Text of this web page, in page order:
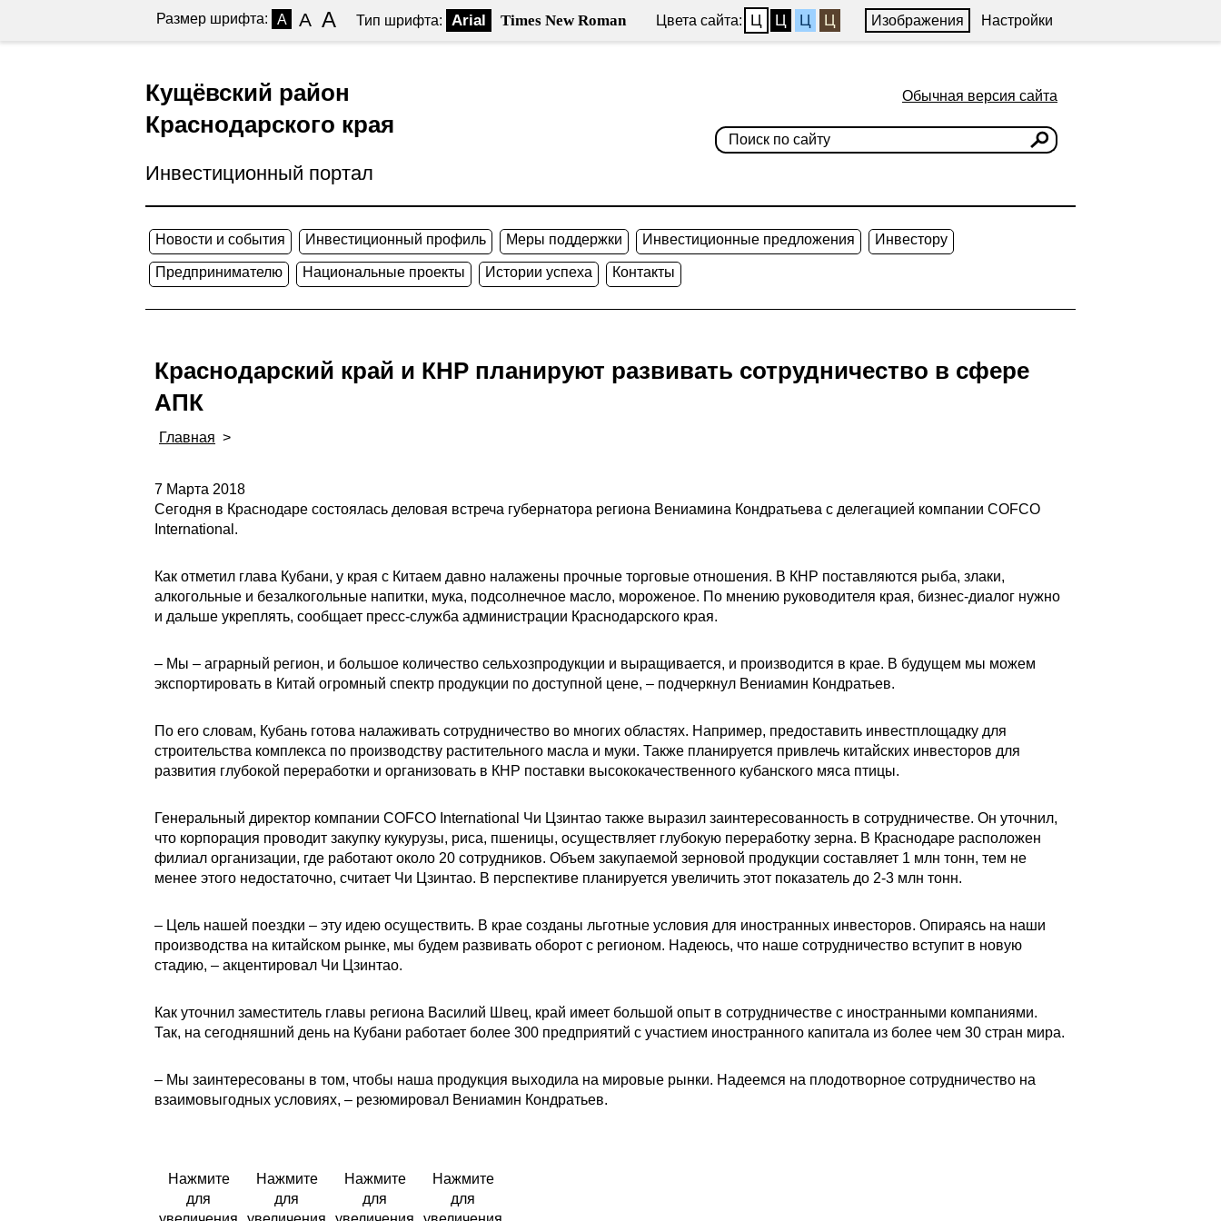
Размер шрифта: A A A Тип шрифта: Arial Times New Roman Цвета сайта: Ц Ц Ц Ц Изображения Настройки
Кущёвский район
Краснодарского края
Инвестиционный портал
Обычная версия сайта
Новости и события Инвестиционный профиль Меры поддержки Инвестиционные предложения Инвестору
Предпринимателю Национальные проекты Истории успеха Контакты
Краснодарский край и КНР планируют развивать сотрудничество в сфере
АПК
Главная >
7 Марта 2018
Сегодня в Краснодаре состоялась деловая встреча губернатора региона Вениамина Кондратьева с делегацией компании COFCO
International.
Как отметил глава Кубани, у края с Китаем давно налажены прочные торговые отношения. В КНР поставляются рыба, злаки,
алкогольные и безалкогольные напитки, мука, подсолнечное масло, мороженое. По мнению руководителя края, бизнес-диалог нужно
и дальше укреплять, сообщает пресс-служба администрации Краснодарского края.
– Мы – аграрный регион, и большое количество сельхозпродукции и выращивается, и производится в крае. В будущем мы можем
экспортировать в Китай огромный спектр продукции по доступной цене, – подчеркнул Вениамин Кондратьев.
По его словам, Кубань готова налаживать сотрудничество во многих областях. Например, предоставить инвестплощадку для
строительства комплекса по производству растительного масла и муки. Также планируется привлечь китайских инвесторов для
развития глубокой переработки и организовать в КНР поставки высококачественного кубанского мяса птицы.
Генеральный директор компании COFCO International Чи Цзинтао также выразил заинтересованность в сотрудничестве. Он уточнил,
что корпорация проводит закупку кукурузы, риса, пшеницы, осуществляет глубокую переработку зерна. В Краснодаре расположен
филиал организации, где работают около 20 сотрудников. Объем закупаемой зерновой продукции составляет 1 млн тонн, тем не
менее этого недостаточно, считает Чи Цзинтао. В перспективе планируется увеличить этот показатель до 2-3 млн тонн.
– Цель нашей поездки – эту идею осуществить. В крае созданы льготные условия для иностранных инвесторов. Опираясь на наши
производства на китайском рынке, мы будем развивать оборот с регионом. Надеюсь, что наше сотрудничество вступит в новую
стадию, – акцентировал Чи Цзинтао.
Как уточнил заместитель главы региона Василий Швец, край имеет большой опыт в сотрудничестве с иностранными компаниями.
Так, на сегодняшний день на Кубани работает более 300 предприятий с участием иностранного капитала из более чем 30 стран мира.
– Мы заинтересованы в том, чтобы наша продукция выходила на мировые рынки. Надеемся на плодотворное сотрудничество на
взаимовыгодных условиях, – резюмировал Вениамин Кондратьев.
Нажмите
для
Нажмите
для
Нажмите
для
Нажмите
для